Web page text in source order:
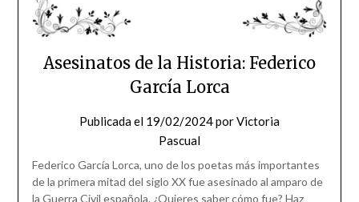
Asesinatos de la Historia: Federico
García Lorca
Publicada el 19/02/2024porVictoria
Pascual
Federico García Lorca, uno de los poetas más importantes
de la primera mitad del siglo XX fue asesinado al amparo de
la Guerra Civil española. ¿Quieres saber cómo fue? Haz